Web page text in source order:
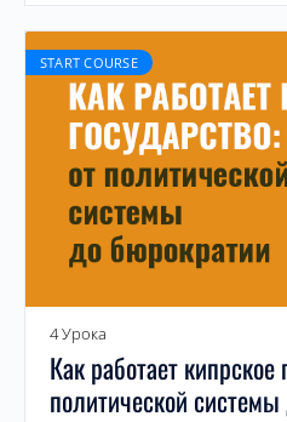
START COURSE
4 Урока
Как работает кипрское
политической